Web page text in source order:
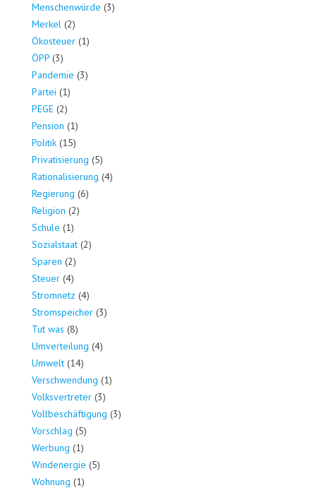
Menschenwürde (3)
Merkel (2)
Ökosteuer (1)
ÖPP (3)
Pandemie (3)
Partei (1)
PEGE (2)
Pension (1)
Politik (15)
Privatisierung (5)
Rationalisierung (4)
Regierung (6)
Religion (2)
Schule (1)
Sozialstaat (2)
Sparen (2)
Steuer (4)
Stromnetz (4)
Stromspeicher (3)
Tut was (8)
Umverteilung (4)
Umwelt (14)
Verschwendung (1)
Volksvertreter (3)
Vollbeschäftigung (3)
Vorschlag (5)
Werbung (1)
Windenergie (5)
Wohnung (1)